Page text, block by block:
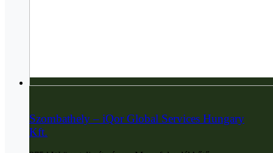
Szombathely – iQor Global Services Hungary
Kft.